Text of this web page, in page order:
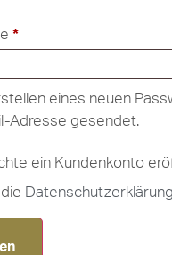
*
eines neuen
Adresse gesendet.
ein Kundenkonto
Datenschutzerklärung